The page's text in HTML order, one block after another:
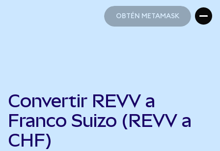
OBTÉN METAMASK
Convertir REVV a
Franco Suizo (REVV a
CHF)